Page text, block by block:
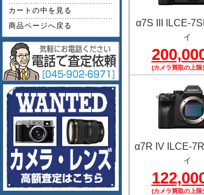
カートの中を見る
商品ページへ戻る
α7S III ILCE-
ィ
(カメラ買取の上限
α7R IV ILCE-
ィ
(カメラ買取の上限